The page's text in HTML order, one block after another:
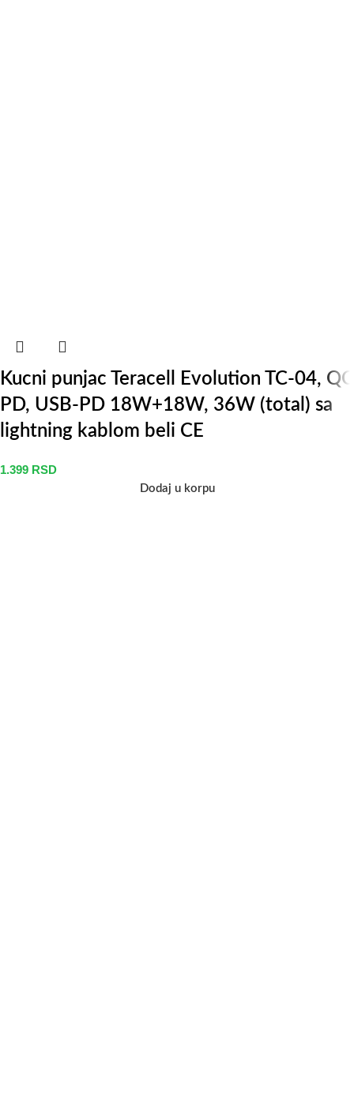
Kucni punjac Teracell Evolution TC-04, QC
PD, USB-PD 18W+18W, 36W (total) sa
lightning kablom beli CE
1.399 RSD
Dodaj u korpu